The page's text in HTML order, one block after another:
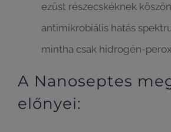
ezüst részecskéknek
antimikrobiális hatás
mintha csak hidrogén-
A Nanoseptes
előnyei: